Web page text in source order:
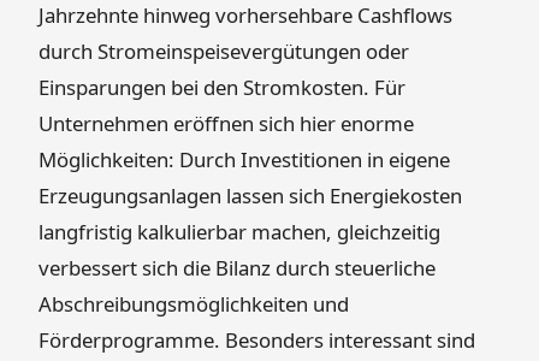
Jahrzehnte hinweg vorhersehbare Cashflows
durch Stromeinspeisevergütungen oder
Einsparungen bei den Stromkosten. Für
Unternehmen eröffnen sich hier enorme
Möglichkeiten: Durch Investitionen in eigene
Erzeugungsanlagen lassen sich Energiekosten
langfristig kalkulierbar machen, gleichzeitig
verbessert sich die Bilanz durch steuerliche
Abschreibungsmöglichkeiten und
Förderprogramme. Besonders interessant sind